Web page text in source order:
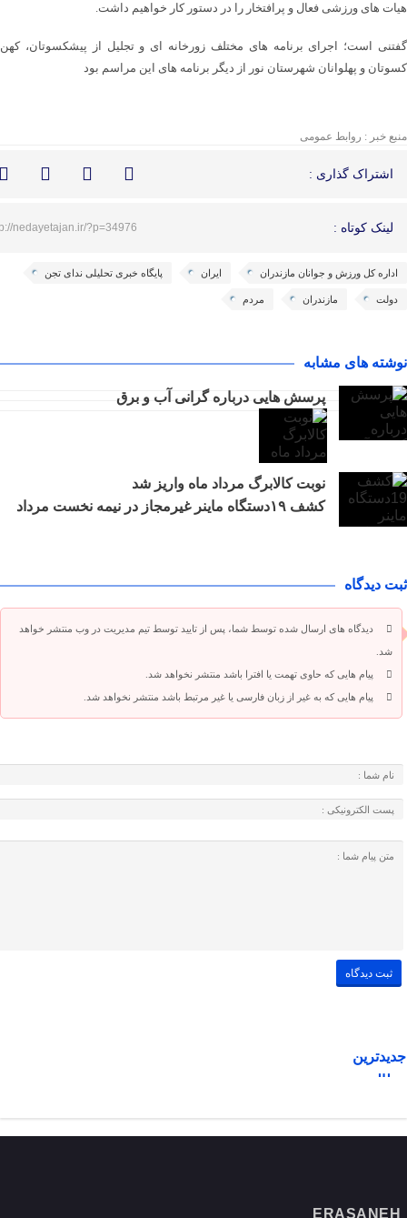
هیات های ورزشی فعال و پرافتخار را در دستور کار خواهیم داشت.
گفتنی است؛ اجرای برنامه های مختلف زورخانه ای و تجلیل از پیشکسوتان، کهن
کسوتان و پهلوانان شهرستان نور از دیگر برنامه های این مراسم بود
منبع خبر : روابط عمومی
اشتراک گذاری :
لینک کوتاه : nedayetajan.ir/?p=34976
اداره کل ورزش و جوانان مازندران ایران پایگاه خبری تحلیلی ندای تجن
دولت مازندران مردم
نوشته های مشابه
پرسش هایی درباره گرانی آب و برق
نوبت کالابرگ مرداد ماه واریز شد
کشف ۱۹دستگاه ماینر غیرمجاز در نیمه نخست مرداد
ثبت دیدگاه
دیدگاه های ارسال شده توسط شما، پس از تایید توسط تیم مدیریت در وب منتشر خواهد
شد.
پیام هایی که حاوی تهمت یا افترا باشد منتشر نخواهد شد.
پیام هایی که به غیر از زبان فارسی یا غیر مرتبط باشد منتشر نخواهد شد.
جدیدترین
مطالب
ERASANEH